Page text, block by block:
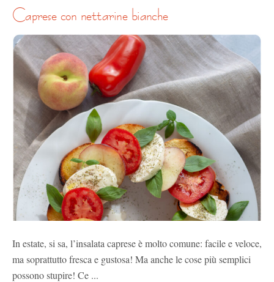
caprese con nettarine bianche
In estate, si sa, l’insalata caprese è molto comune: facile e veloce,
ma soprattutto fresca e gustosa! Ma anche le cose più semplici
possono stupire! Ce ...